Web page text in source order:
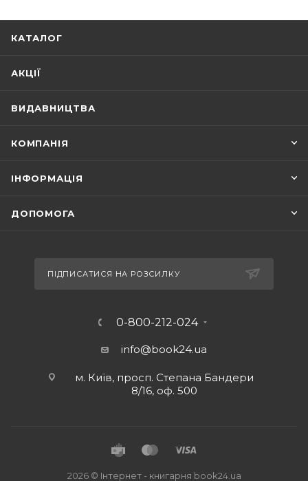
КАТАЛОГ
АКЦІЇ
ВИДАВНИЦТВА
КОМПАНІЯ
ІНФОРМАЦІЯ
ДОПОМОГА
ПІДПИСАТИСЯ НА РОЗСИЛКУ
0-800-212-024
info@book24.ua
м. Київ, просп. Степана Бандери
8/16, оф. 500
2026 © Iнтернет - книгарня book24.ua